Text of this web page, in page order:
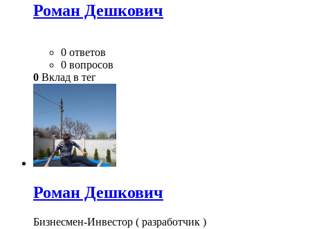
Роман Дешкович
0 ответов
0 вопросов
0 Вклад в тег
Роман Дешкович
Бизнесмен-Инвестор ( разработчик )